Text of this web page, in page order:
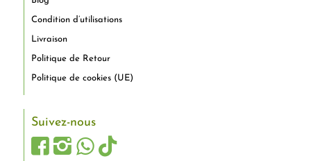
Condition d’utilisations
Livraison
Politique de Retour
Politique de cookies (UE)
Suivez-nous